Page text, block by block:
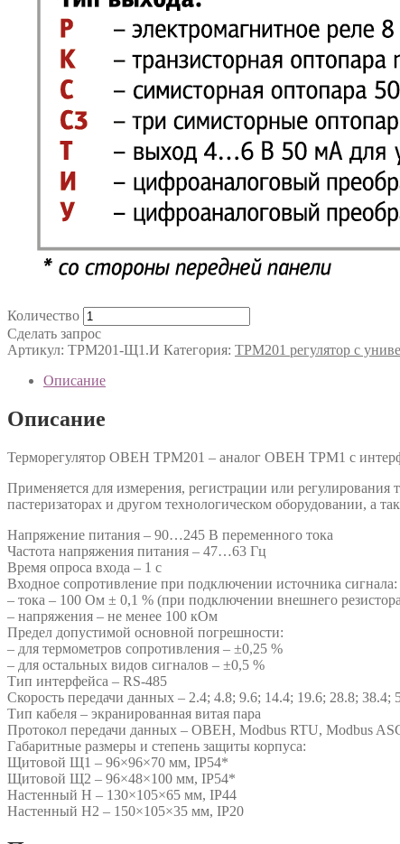
Количество
Сделать запрос
Артикул: ТРМ201-Щ1.И Категория: ТРМ201 регулятор с
Описание
Описание
Терморегулятор ОВЕН ТРМ201 – аналог ОВЕН ТРМ1 с
Применяется для измерения, регистрации или
пастеризаторах и другом технологическом оборудовании, а
Напряжение питания – 90…245 В переменного тока
Частота напряжения питания – 47…63 Гц
Время опроса входа – 1 с
Входное сопротивление при подключении источника сигнала:
– тока – 100 Ом ± 0,1 % (при подключении внешнего
– напряжения – не менее 100 кОм
Предел допустимой основной погрешности:
– для термометров сопротивления – ±0,25 %
– для остальных видов сигналов – ±0,5 %
Тип интерфейса – RS-485
Скорость передачи данных – 2.4; 4.8; 9.6; 14.4; 19.6; 28.8; 38.4;
Тип кабеля – экранированная витая пара
Протокол передачи данных – ОВЕН, Modbus RTU, Modbus
Габаритные размеры и степень защиты корпуса:
Щитовой Щ1 – 96×96×70 мм, IP54*
Щитовой Щ2 – 96×48×100 мм, IP54*
Настенный Н – 130×105×65 мм, IP44
Настенный Н2 – 150×105×35 мм, IP20